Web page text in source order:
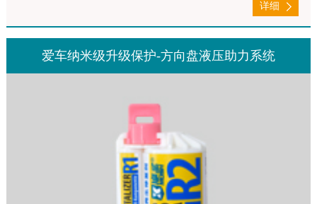
详细
爱车纳米级升级保护-方向盘液压助力系统